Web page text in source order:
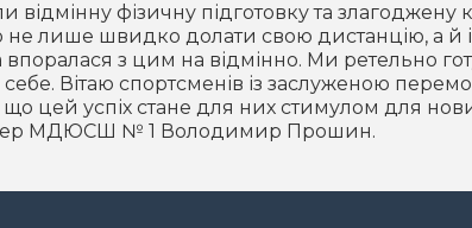
відмінну фізичну підготовку та злагоджену
не лише швидко долати свою дистанцію, а й
впоралася з цим на відмінно. Ми ретельно
себе. Вітаю спортсменів із заслуженою
цей успіх стане для них стимулом для
МДЮСШ № 1 Володимир Прошин.